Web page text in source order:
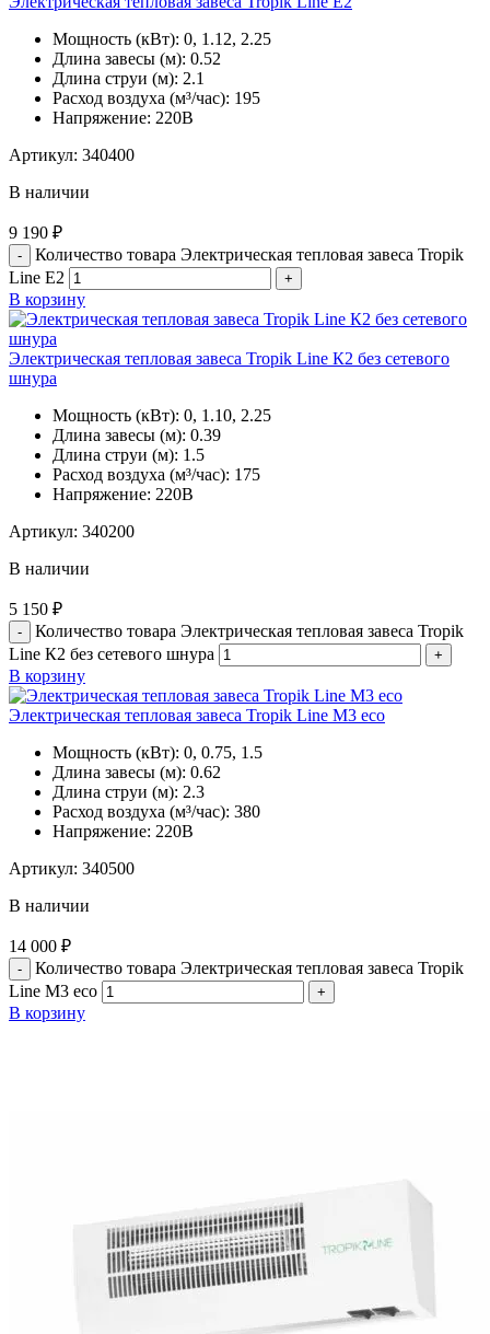
Мощность (кВт): 0, 1.12, 2.25
Длина завесы (м): 0.52
Длина струи (м): 2.1
Расход воздуха (м³/час): 195
Напряжение: 220В
Артикул: 340400
В наличии
9 190 ₽
Количество товара Электрическая тепловая завеса Tropik
Line Е2
В корзину
Электрическая тепловая завеса Tropik Line К2 без сетевого
шнура
Мощность (кВт): 0, 1.10, 2.25
Длина завесы (м): 0.39
Длина струи (м): 1.5
Расход воздуха (м³/час): 175
Напряжение: 220В
Артикул: 340200
В наличии
5 150 ₽
Количество товара Электрическая тепловая завеса Tropik
Line К2 без сетевого шнура
В корзину
Электрическая тепловая завеса Tropik Line М3 eco
Мощность (кВт): 0, 0.75, 1.5
Длина завесы (м): 0.62
Длина струи (м): 2.3
Расход воздуха (м³/час): 380
Напряжение: 220В
Артикул: 340500
В наличии
14 000 ₽
Количество товара Электрическая тепловая завеса Tropik
Line М3 eco
В корзину